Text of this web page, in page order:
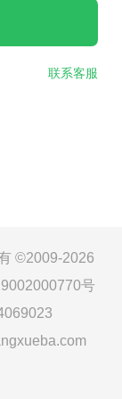
联系客服
©2009-2026
号